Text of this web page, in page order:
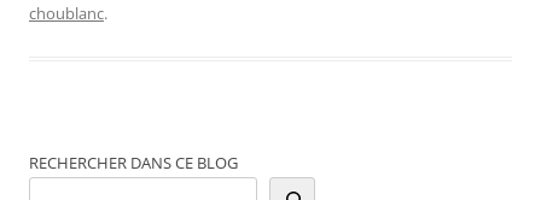
choublanc.
RECHERCHER DANS CE BLOG